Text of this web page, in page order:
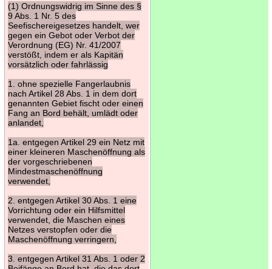
(1) Ordnungswidrig im Sinne des §
9 Abs. 1 Nr. 5 des
Seefischereigesetzes handelt, wer
gegen ein Gebot oder Verbot der
Verordnung (EG) Nr. 41/2007
verstößt, indem er als Kapitän
vorsätzlich oder fahrlässig
1. ohne spezielle Fangerlaubnis
nach Artikel 28 Abs. 1 in dem dort
genannten Gebiet fischt oder einen
Fang an Bord behält, umlädt oder
anlandet,
1a. entgegen Artikel 29 ein Netz mit
einer kleineren Maschenöffnung als
der vorgeschriebenen
Mindestmaschenöffnung
verwendet,
2. entgegen Artikel 30 Abs. 1 eine
Vorrichtung oder ein Hilfsmittel
verwendet, die Maschen eines
Netzes verstopfen oder die
Maschenöffnung verringern,
3. entgegen Artikel 31 Abs. 1 oder 2